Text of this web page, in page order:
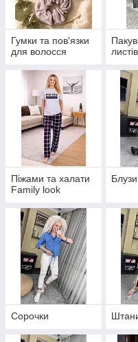
Гумки та пов'язки
для волосся
Піжами та халати
Family look
Блузи
Сорочки